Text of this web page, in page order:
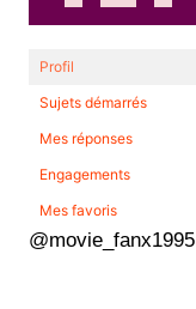
Profil
Sujets démarrés
Mes réponses
Engagements
Mes favoris
@movie_fanx1995